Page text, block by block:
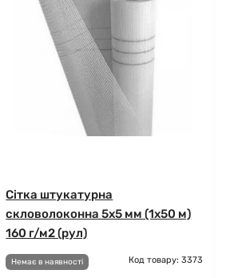
Сітка штукатурна
скловолоконна 5x5 мм (1x50 м)
160 г/м2 (рул)
Немає в наявності Код товару: 3373